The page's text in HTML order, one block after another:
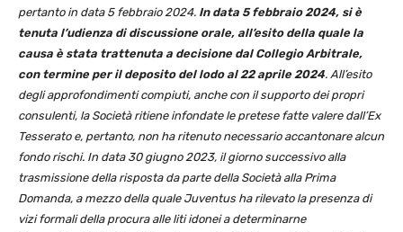
pertanto in data 5 febbraio 2024. In data 5 febbraio 2024, si è
tenuta l’udienza di discussione orale, all’esito della quale la
causa è stata trattenuta a decisione dal Collegio Arbitrale,
con termine per il deposito del lodo al 22 aprile 2024. All’esito
degli approfondimenti compiuti, anche con il supporto dei propri
consulenti, la Società ritiene infondate le pretese fatte valere dall’Ex
Tesserato e, pertanto, non ha ritenuto necessario accantonare alcun
fondo rischi. In data 30 giugno 2023, il giorno successivo alla
trasmissione della risposta da parte della Società alla Prima
Domanda, a mezzo della quale Juventus ha rilevato la presenza di
vizi formali della procura alle liti idonei a determinarne